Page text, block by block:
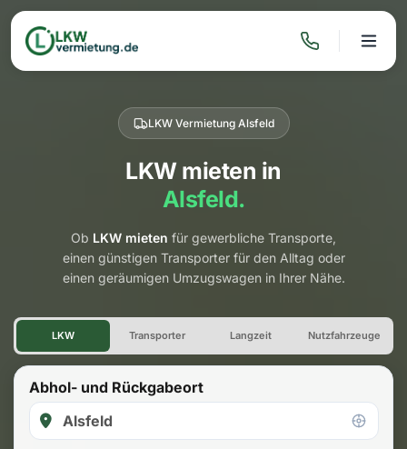
LKW Vermietung Alsfeld
LKW mieten in
Alsfeld.
Ob LKW mieten für gewerbliche Transporte,
einen günstigen Transporter für den Alltag oder
einen geräumigen Umzugswagen in Ihrer Nähe.
LKW Vermietung Alsfeld
LKW Transporter Langzeit Nutzfahrzeuge
Abhol- und Rückgabeort